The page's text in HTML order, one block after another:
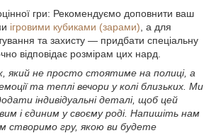
гри: Рекомендуємо доповнити ваш
ігровими кубиками (зарами) , а для
та захисту — придбати спеціальну
відповідає розмірам цих нард.
який не просто стоятиме на полиці, а
та теплі вечори у колі близьких. Ми
індивідуальні деталі, щоб цей
і єдиним у своєму роді. Напишіть нам
створимо гру, якою ви будете